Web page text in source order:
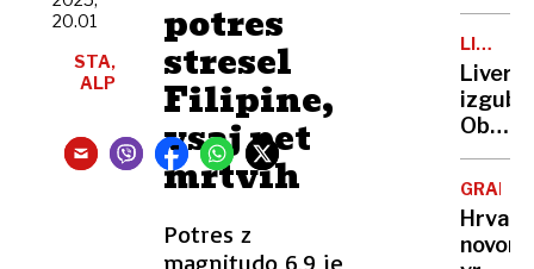
potres
stresel
Filipine,
vsaj pet
mrtvih
Potres z
magnitudo 6,9 je
20.01
STA,
ALP
kislino
za
heroin,
zdaj
bi se
s
LIGA
izgubil,
visoko
tudi
GRADEC